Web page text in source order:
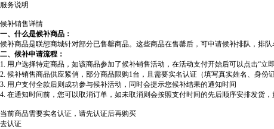
服务说明
候补销售详情
一、什么是候补商品：
候补商品是联想商城针对部分已售罄商品。这些商品在售罄后，可申请候补排队，排
二、候补申请流程：
1. 用户选择特定商品，如该商品参加了候补销售活动，在活动支付开始后可以点击“立
2. 候补销售商品供应紧俏，部分商品限购1台，且需要实名认证（填写真实姓名、身份
3. 用户支付全款后则成功参与候补活动，同时会提示您候补结果的通知时间
4. 在通知时间前，您可以取消订单，如未取消则会按照支付时间的先后顺序安排发货
当前商品需要实名认证，请先认证后再购买
去认证